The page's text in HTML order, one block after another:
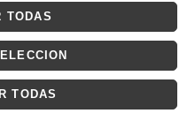
TODAS
TODAS